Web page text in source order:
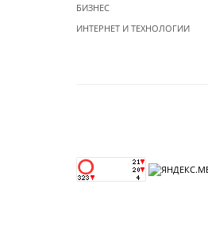
БИЗНЕС
ИНТЕРНЕТ И ТЕХНОЛОГИИ